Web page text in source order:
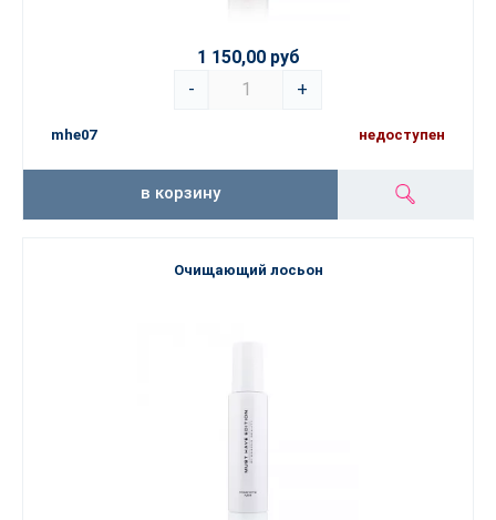
1 150,00 руб
-
+
mhe07 недоступен
в корзину
Очищающий лосьон